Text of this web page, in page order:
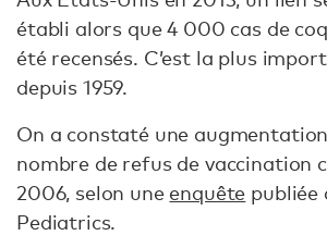
établi alors que 4 000 cas de
été recensés. C’est la plus
depuis 1959.
On a constaté une
nombre de refus de vaccination
2006, selon une enquête publiée
Pediatrics.